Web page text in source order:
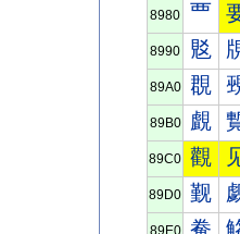
8980 覀
8990 覐
89A0 覠
89B0 覰
89C0 觀
89D0 觐
89E0 觠